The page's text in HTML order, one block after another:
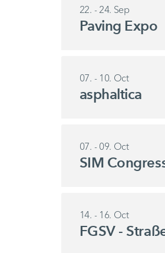
22. - 24. Sep
Paving Expo
07. - 10. Oct
asphaltica
07. - 09. Oct
SIM
14. - 16. Oct
FGSV -